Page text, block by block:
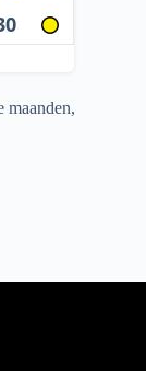
maanden,